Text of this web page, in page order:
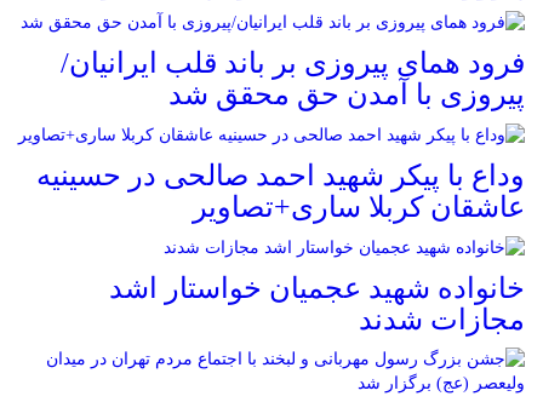
فرود همای پیروزی بر باند قلب ایرانیان/
پیروزی با آمدن حق محقق شد
وداع با پیکر شهید احمد صالحی‌ در حسینیه
عاشقان کربلا ساری+تصاویر
خانواده شهید عجمیان خواستار اشد
مجازات شدند